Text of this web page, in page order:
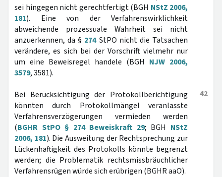
sei hingegen nicht gerechtfertigt (BGH NStZ 2006,
181). Eine von der Verfahrenswirklichkeit
abweichende prozessuale Wahrheit sei nicht
anzuerkennen, da § 274StPO nicht die Tatsachen
verändere, es sich bei der Vorschrift vielmehr nur
um eine Beweisregel handele (BGH NJW 2006,
3579, 3581).
42
Bei Berücksichtigung der Protokollberichtigung
könnten durch Protokollmängel veranlasste
Verfahrensverzögerungen vermieden werden
(BGHR StPO § 274 Beweiskraft 29; BGH NStZ
2006, 181). Die Ausweitung der Rechtsprechung zur
Lückenhaftigkeit des Protokolls könnte begrenzt
werden; die Problematik rechtsmissbräuchlicher
Verfahrensrügen würde sich erübrigen (BGHR aaO).